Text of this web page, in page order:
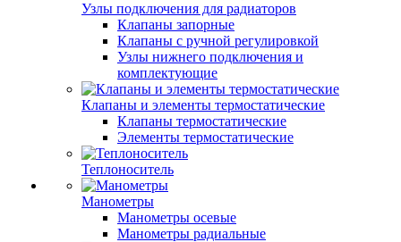
Узлы подключения для радиаторов
Клапаны запорные
Клапаны с ручной регулировкой
Узлы нижнего подключения и
комплектующие
Клапаны и элементы термостатические
Клапаны термостатические
Элементы термостатические
Теплоноситель
Манометры
Манометры осевые
Манометры радиальные